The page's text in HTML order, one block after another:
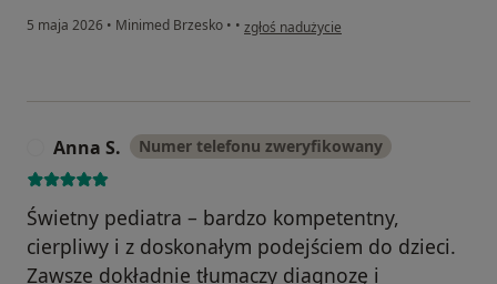
5 maja 2026 • Minimed Brzesko • • w opinii użytkownika Gabriela M.
zgłoś nadużycie
Anna S. Numer telefonu zweryfikowany
Świetny pediatra – bardzo kompetentny,
cierpliwy i z doskonałym podejściem do dzieci.
Zawsze dokładnie tłumaczy diagnozę i